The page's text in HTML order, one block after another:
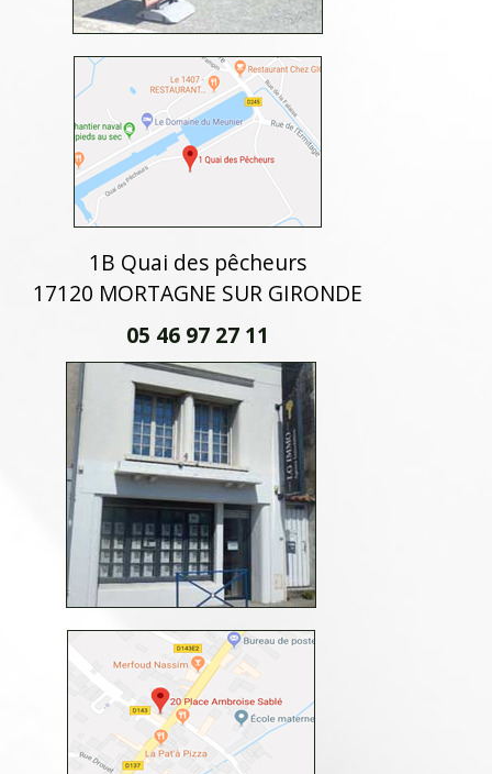
1B Quai des pêcheurs
17120 MORTAGNE SUR GIRONDE
05 46 97 27 11